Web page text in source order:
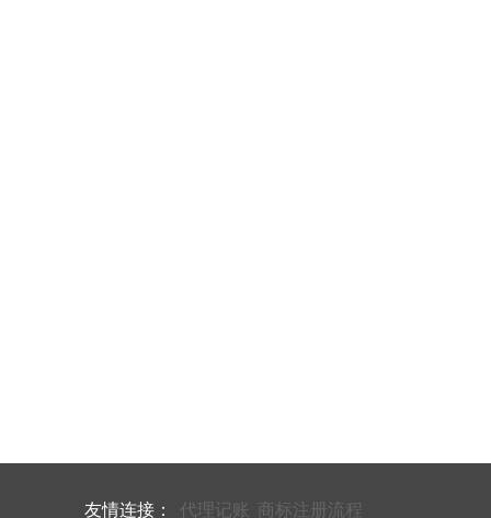
友情连接： 代理记账 商标注册流程